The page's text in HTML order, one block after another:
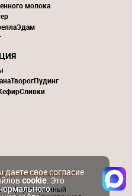
молока
Эдам
ТворогПудинг
Сливки
сайтов от
информационный
свое согласие
cookie. Это